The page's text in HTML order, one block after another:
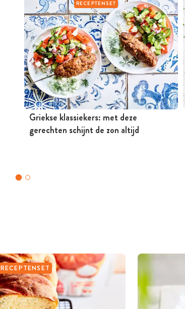
RECEPTENSET
Griekse klassiekers: met deze
gerechten schijnt de zon altijd
RECEPTENSET